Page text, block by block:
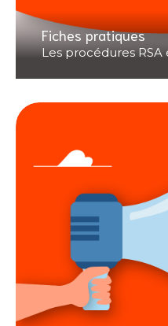
Fiches pratiques
Les procédures